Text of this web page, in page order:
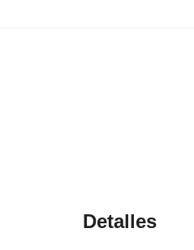
Detalles